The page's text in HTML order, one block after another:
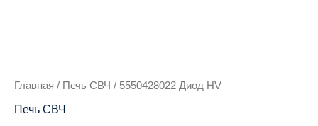
Главная / Печь СВЧ / 5550428022 Диод HV
Печь СВЧ